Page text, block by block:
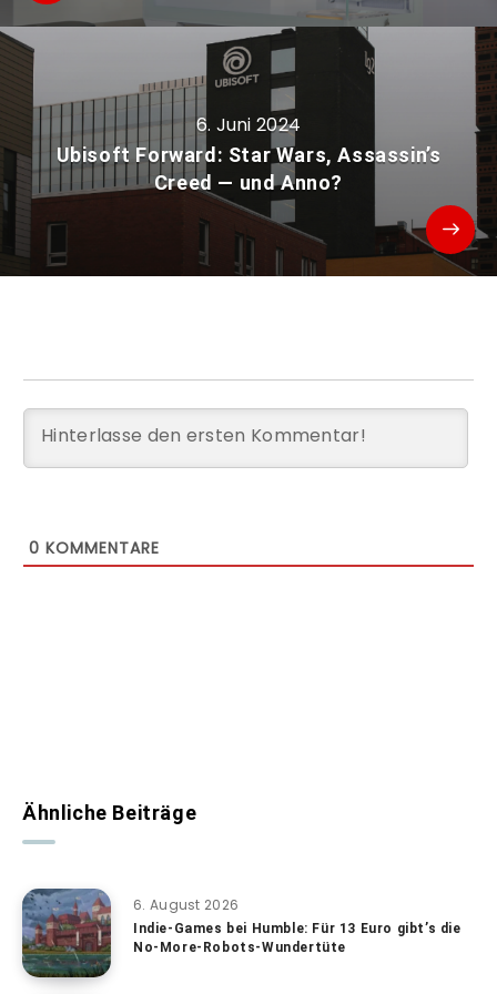
6. Juni 2024
Ubisoft Forward: Star Wars, Assassin’s
Creed — und Anno?
0 KOMMENTARE
Ähnliche Beiträge
6. August 2026
Indie-Games bei Humble: Für 13 Euro gibt’s die
No-More-Robots-Wundertüte